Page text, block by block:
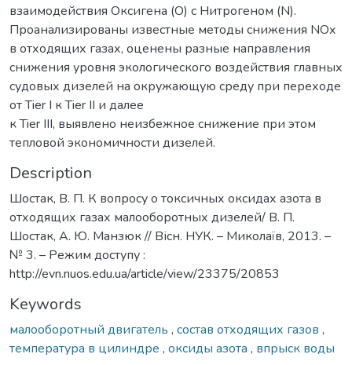
взаимодействия Оксигена (О) с Нитрогеном (N).
Проанализированы известные методы снижения NOx
в отходящих газах, оценены разные направления
снижения уровня экологического воздействия главных
судовых дизелей на окружающую среду при переходе
от Tier I к Tier II и далее
к Tier III, выявлено неизбежное снижение при этом
тепловой экономичности дизелей.
Description
Шостак, В. П. К вопросу о токсичных оксидах азота в
отходящих газах малооборотных дизелей/ В. П.
Шостак, А. Ю. Манзюк // Вісн. НУК. – Миколаїв, 2013. –
№ 3. – Режим доступу :
http://evn.nuos.edu.ua/article/view/23375/20853
Keywords
малооборотный двигатель , состав отходящих газов ,
температура в цилиндре , оксиды азота , впрыск воды